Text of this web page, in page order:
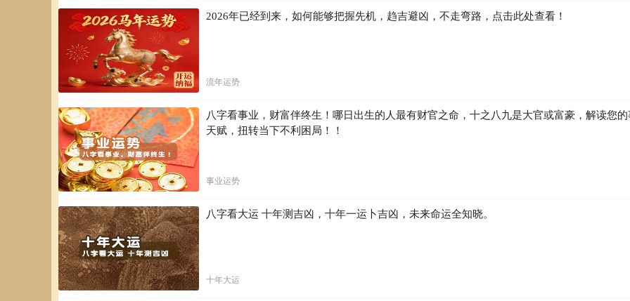
2026年已经到来，如何能够把握先机，趋吉避凶，不走弯路，点击此处查看！
流年运势
八字看事业，财富伴终生！哪日出生的人最有财官之命，十之八九是大官或富豪，解读您
天赋，扭转当下不利困局！！
事业运势
八字看大运 十年测吉凶，十年一运卜吉凶，未来命运全知晓。
十年大运